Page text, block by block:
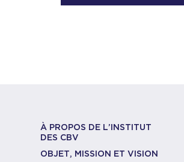
À PROPOS DE L’INSTITUT
DES CBV
OBJET, MISSION ET VISION